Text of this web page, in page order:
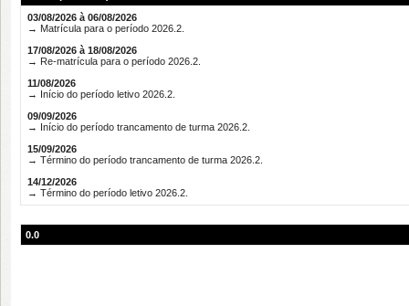
03/08/2026 à 06/08/2026
→ Matrícula para o período 2026.2.
17/08/2026 à 18/08/2026
→ Re-matrícula para o período 2026.2.
11/08/2026
→ Início do período letivo 2026.2.
09/09/2026
→ Início do período trancamento de turma 2026.2.
15/09/2026
→ Término do período trancamento de turma 2026.2.
14/12/2026
→ Término do período letivo 2026.2.
0.0